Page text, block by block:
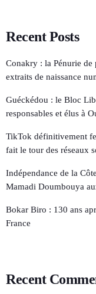
Recent Posts
Conakry : la Pénurie de
extraits de naissance
Guéckédou : le Bloc
responsables et élus à
TikTok définitivement
fait le tour des réseaux
Indépendance de la
Mamadi Doumbouya
Bokar Biro : 130 ans
France
Recent